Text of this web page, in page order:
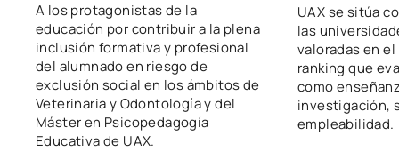
A los protagonistas de la
educación por contribuir a la plena
inclusión formativa y profesional
del alumnado en riesgo de
exclusión social en los ámbitos de
Veterinaria y Odontología y del
Máster en Psicopedagogía
Educativa de UAX.
UAX se sitúa
las
valoradas en
ranking que
como
investigación,
empleabilidad.